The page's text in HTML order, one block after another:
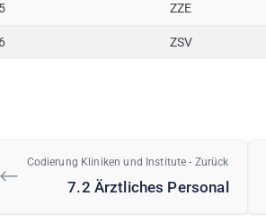
ZZE
ZSV
Codierung Kliniken und Institute - Zurück
7.2 Ärztliches Personal